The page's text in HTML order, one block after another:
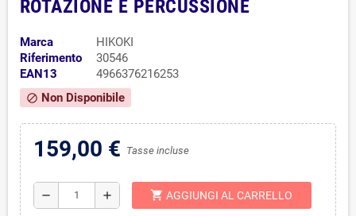
ROTAZIONE E PERCUSSIONE
Marca
HIKOKI
Riferimento
30546
EAN13
4966376216253
block Non Disponibile
159,00 € Tasse incluse
remove add shopping_cart AGGIUNGI AL CARRELLO